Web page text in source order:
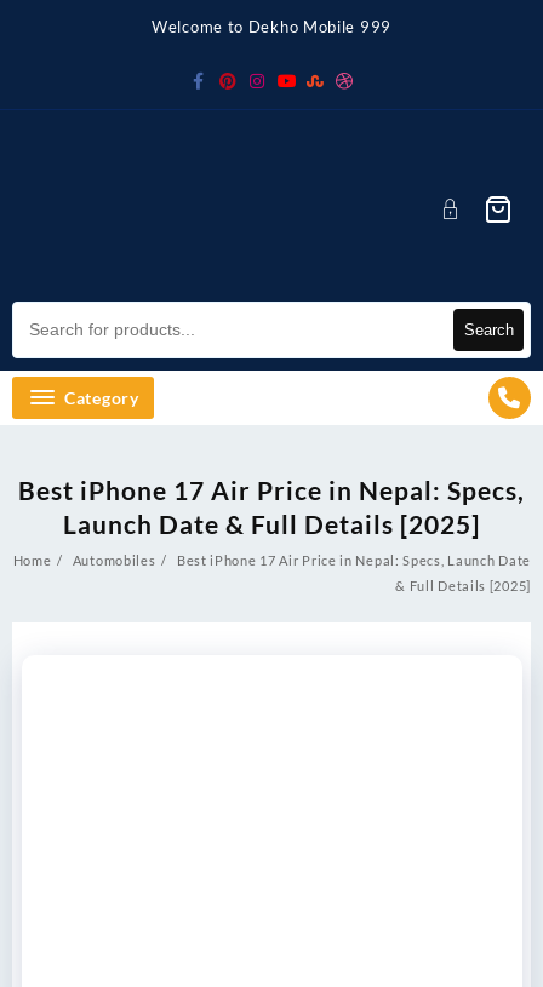
Welcome to Dekho Mobile 999
Search
Category
Best iPhone 17 Air Price in Nepal: Specs,
Launch Date & Full Details [2025]
Home Automobiles
Best iPhone 17 Air Price in Nepal: Specs, Launch Date
& Full Details [2025]